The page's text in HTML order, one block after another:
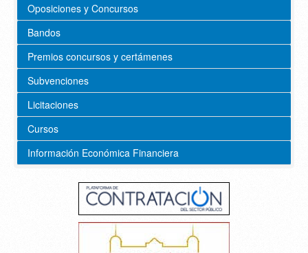
Oposiciones y Concursos
Bandos
Premios concursos y certámenes
Subvenciones
Licitaciones
Cursos
Información Económica Financiera